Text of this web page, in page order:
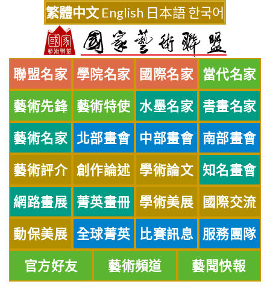
繁體中文 English 日本語한국어
聯盟名家 學院名家 國際名家 當代名家
藝術先鋒 藝術特使 水墨名家 書畫名家
藝術名家 北部畫會 中部畫會 南部畫會
藝術評介 創作論述 學術論文 知名畫會
網路畫展 菁英畫冊 學術美展 國際交流
動保美展 全球菁英 比賽訊息 服務團隊
官方好友 藝術頻道 藝聞快報